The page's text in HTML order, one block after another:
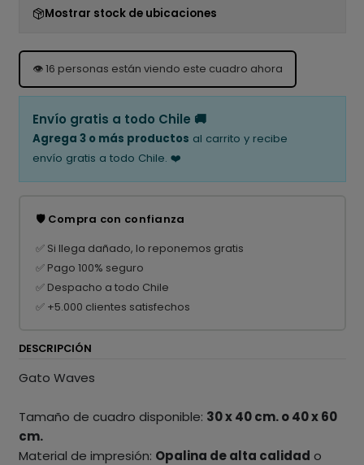
Mostrar stock de ubicaciones
👁️16 personas están viendo este cuadro ahora
Envío gratis a todo Chile 🚚
Agrega 3 o más productos al carrito y recibe
envío gratis a todo Chile. ❤️
🛡️ Compra con confianza
✅ Si llega dañado, lo reponemos gratis
✅ Pago 100% seguro
✅ Despacho a todo Chile
✅ +5.000 clientes satisfechos
DESCRIPCIÓN
Gato Waves
Tamaño de cuadro disponible: 30 x 40 cm. o 40 x 60
cm.
Material de impresión: Opalina de alta calidad o